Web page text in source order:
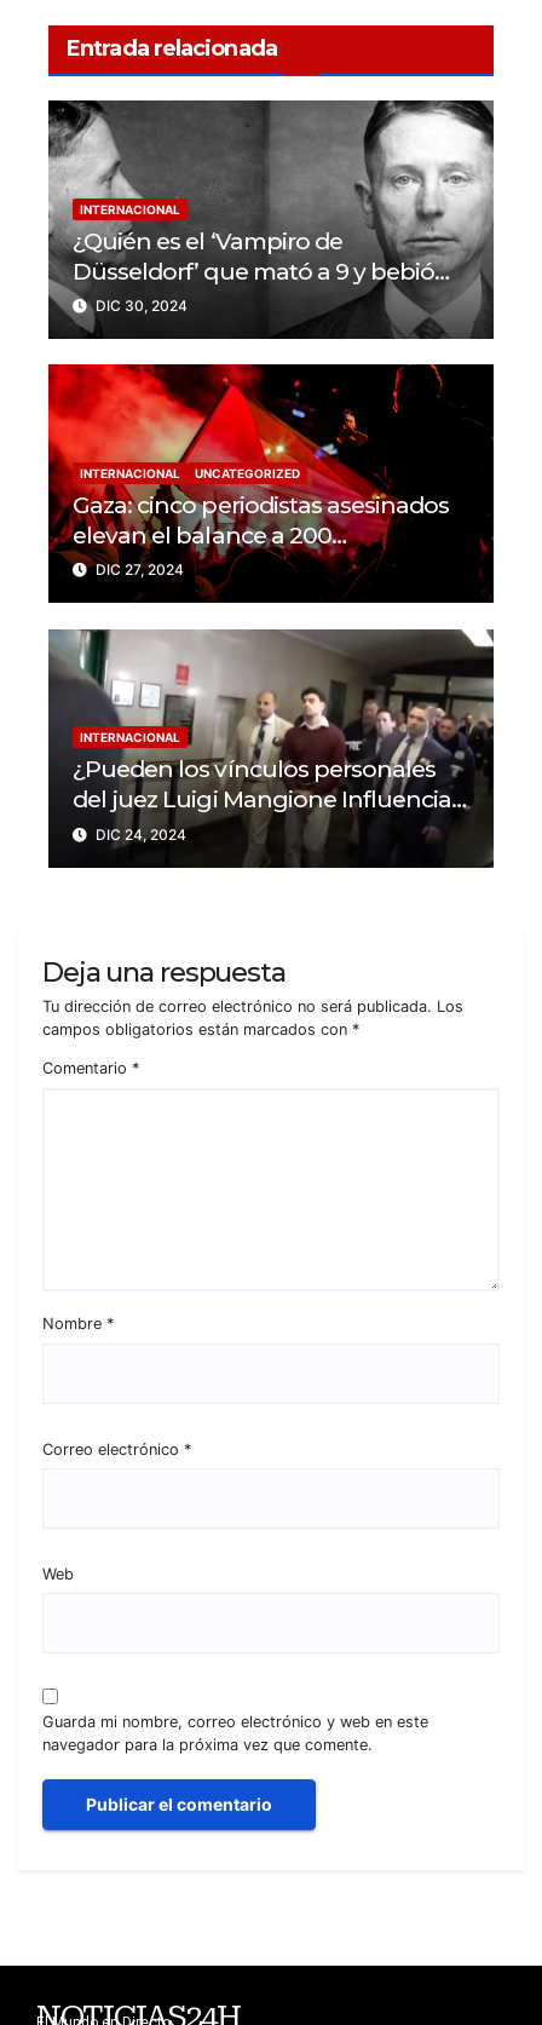
Entrada relacionada
INTERNACIONAL
¿Quién es el ‘Vampiro de
Düsseldorf’ que mató a 9 y bebió
sangre de sus víctimas?
DIC 30, 2024
INTERNACIONAL UNCATEGORIZED
Gaza: cinco periodistas asesinados
elevan el balance a 200
trabajadores de la prensa muertos
en 2024
DIC 27, 2024
INTERNACIONAL
¿Pueden los vínculos personales
del juez Luigi Mangione Influenciar
el caso del CEO de
UnitedHealthcare?
DIC 24, 2024
Deja una respuesta
Tu dirección de correo electrónico no será publicada. Los
campos obligatorios están marcados con *
Comentario *
Nombre *
Correo electrónico *
Web
Guarda mi nombre, correo electrónico y web en este
navegador para la próxima vez que comente.
NOTICIAS24H